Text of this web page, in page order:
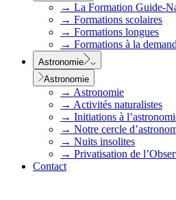
→ La Formation Guide-
→ Formations scolaires
→ Formations longues
→ Formations à la
Astronomie
Astronomie
→ Astronomie
→ Activités naturalistes
→ Initiations à
→ Notre cercle
→ Nuits insolites
→ Privatisation de
Contact